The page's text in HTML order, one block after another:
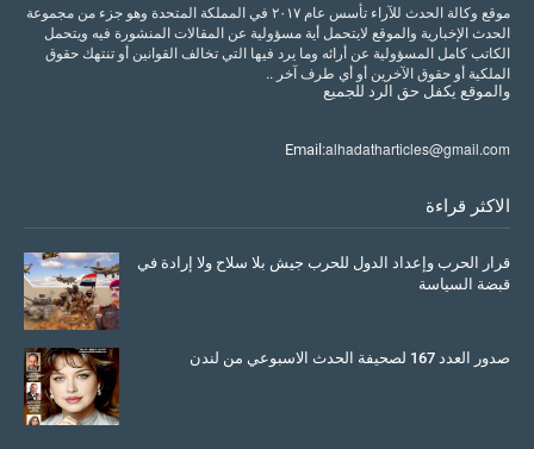
موقع وكالة الحدث للآراء تأسس عام ٢٠١٧ في المملكة المتحدة وهو جزء من مجموعة
الحدث الإخبارية والموقع لايتحمل أية مسؤولية عن المقالات المنشورة فيه ويتحمل
الكاتب كامل المسؤولية عن أرائه وما يرد فيها التي تخالف القوانين أو تنتهك حقوق
الملكية أو حقوق الآخرين أو أي طرف آخر ..
والموقع يكفل حق الرد للجميع
Email:alhadatharticles@gmail.com
الاكثر قراءة
قرار الحرب وإعداد الدول للحرب جيش بلا سلاح ولا إرادة في
قبضة السياسة
صدور العدد 167 لصحيفة الحدث الاسبوعي من لندن